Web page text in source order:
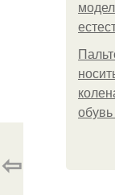
⇦